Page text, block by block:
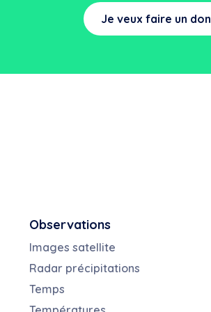
Je veux faire un don
Observations
Images satellite
Radar précipitations
Temps